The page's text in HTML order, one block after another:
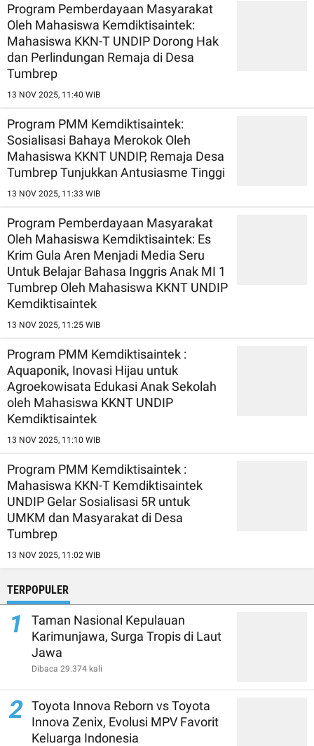
Program Pemberdayaan Masyarakat
Oleh Mahasiswa Kemdiktisaintek:
Mahasiswa KKN-T UNDIP Dorong Hak
dan Perlindungan Remaja di Desa
Tumbrep
13 NOV 2025, 11:40 WIB
Program PMM Kemdiktisaintek:
Sosialisasi Bahaya Merokok Oleh
Mahasiswa KKNT UNDIP, Remaja Desa
Tumbrep Tunjukkan Antusiasme Tinggi
13 NOV 2025, 11:33 WIB
Program Pemberdayaan Masyarakat
Oleh Mahasiswa Kemdiktisaintek: Es
Krim Gula Aren Menjadi Media Seru
Untuk Belajar Bahasa Inggris Anak MI 1
Tumbrep Oleh Mahasiswa KKNT UNDIP
Kemdiktisaintek
13 NOV 2025, 11:25 WIB
Program PMM Kemdiktisaintek :
Aquaponik, Inovasi Hijau untuk
Agroekowisata Edukasi Anak Sekolah
oleh Mahasiswa KKNT UNDIP
Kemdiktisaintek
13 NOV 2025, 11:10 WIB
Program PMM Kemdiktisaintek :
Mahasiswa KKN-T Kemdiktisaintek
UNDIP Gelar Sosialisasi 5R untuk
UMKM dan Masyarakat di Desa
Tumbrep
13 NOV 2025, 11:02 WIB
TERPOPULER
1
Taman Nasional Kepulauan
Karimunjawa, Surga Tropis di Laut
Jawa
Dibaca 29.374 kali
2 Toyota Innova Reborn vs Toyota
Innova Zenix, Evolusi MPV Favorit
Keluarga Indonesia